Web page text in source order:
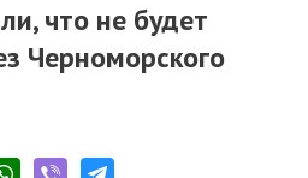
что не будет
Черноморского